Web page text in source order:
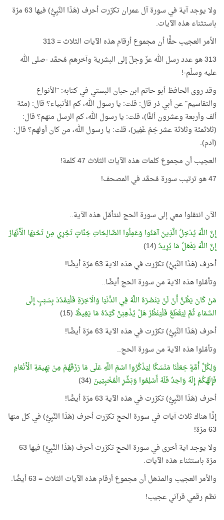
ولا يوجد آية في سورة آل عمران تكرّرت أحرف (هَذَا النَّبِيُّ) فيها 63 مرّة
باستثناء هذه الآيات.
الأمر العجيب حقًّا أن مجموع أرقام هذه الآيات الثلاث = 313
313 هو عدد رسل الله عزّ وجلّ إلى البشرية وآخرهم مُحمَّد -صلى الله
عليه وسلّم-!
وقد روى الحافظ أبو حاتم ابن حبان البستي في كتابه: "الأنواع
والتقاسيم" عن أبي ذر قال: قلت: يا رسول الله، كم الأنبياء؟ قال: (مئة
ألف وأربعة وعشرون ألفًا)، قلت: يا رسول الله، كم الرسل منهم؟ قال:
(ثلاثمئة وثلاثة عشر جَمّ غَفِير)، قلت: يا رسول الله، من كان أولهم؟ قال:
(آدم).
العجيب أن مجموع كلمات هذه الآيات الثلاث 47 كلمة!
47 هو ترتيب سورة مُحمَّد في المصحف!
الآن انتقلوا معي إلى سورة الحج لنتأمّل هذه الآية..
إِنَّ اللَّهَ يُدْخِلُ الَّذِينَ آمَنُوا وَعَمِلُوا الصَّالِحَاتِ جَنَّاتٍ تَجْرِي مِنْ تَحْتِهَا الْأَنْهَارُ
إِنَّ اللَّهَ يَفْعَلُ مَا يُرِيدُ(14)
أحرف (هَذَا النَّبِيُّ) تكرّرت في هذه الآية 63 مرّة أيضًا!
وتأمّلوا هذه الآية من سورة الحج أيضًا..
مَنْ كَانَ يَظُنُّ أَنْ لَنْ يَنْصُرَهُ اللَّهُ فِي الدُّنْيَا وَالْآخِرَةِ فَلْيَمْدُدْ بِسَبَبٍ إِلَى
السَّمَاءِ ثُمَّ لِيَقْطَعْ فَلْيَنْظُرْ هَلْ يُذْهِبَنَّ كَيْدُهُ مَا يَغِيظُ(15)
أحرف (هَذَا النَّبِيُّ) تكرّرت في هذه الآية 63 مرّة أيضًا!
وتأمّلوا هذه الآية من سورة الحج..
وَلِكُلِّ أُمَّةٍ جَعَلْنَا مَنْسَكًا لِيَذْكُرُوا اسْمَ اللَّهِ عَلَى مَا رَزَقَهُمْ مِنْ بَهِيمَةِ الْأَنْعَامِ
فَإِلَهُكُمْ إِلَهٌ وَاحِدٌ فَلَهُ أَسْلِمُوا وَبَشِّرِ الْمُخْبِتِينَ (34)
أحرف (هَذَا النَّبِيُّ) تكرّرت في هذه الآية 63 مرّة أيضًا!
إذًا هناك ثلاث آيات في سورة الحج تكرّرت أحرف (هَذَا النَّبِيُّ) في كل منها
63 مرّة!
ولا يوجد آية أخرى في سورة الحج تكرّرت أحرف (هَذَا النَّبِيُّ) فيها 63
مرّة باستثناء هذه الآيات.
والأمر العجيب والمذهل أن مجموع أرقام هذه الآيات الثلاث = 63 أيضًا.
نظم رقمي قرآني عجيب!